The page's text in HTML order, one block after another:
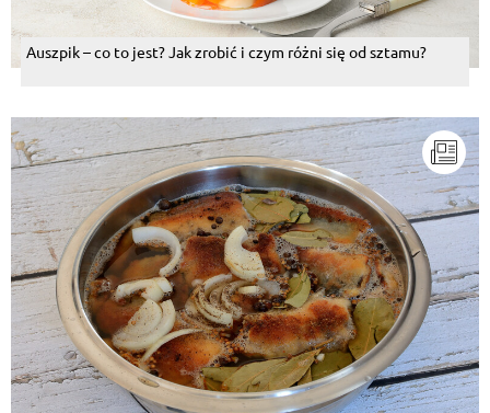
Auszpik – co to jest? Jak zrobić i czym różni się od sztamu?